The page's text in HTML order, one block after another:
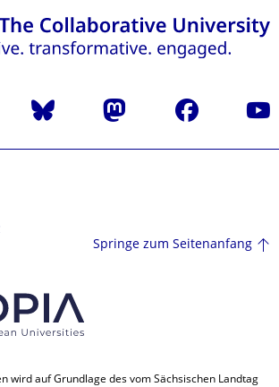
Bluesky Mastodon Facebook
Springe zum Seitenanfang
wird auf Grundlage des vom Sächsischen Landtag